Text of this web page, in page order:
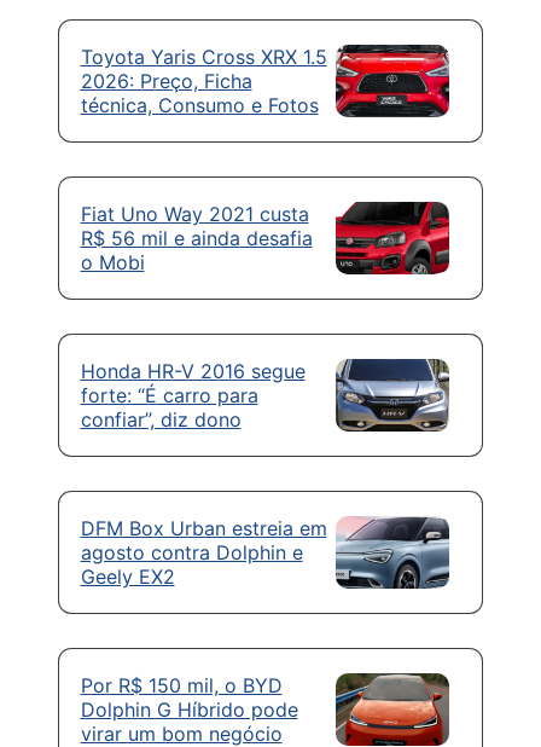
Toyota Yaris Cross XRX 1.5
2026: Preço, Ficha
técnica, Consumo e Fotos
Fiat Uno Way 2021 custa
R$ 56 mil e ainda desafia
o Mobi
Honda HR-V 2016 segue
forte: “É carro para
confiar”, diz dono
DFM Box Urban estreia em
agosto contra Dolphin e
Geely EX2
Por R$ 150 mil, o BYD
Dolphin G Híbrido pode
virar um bom negócio